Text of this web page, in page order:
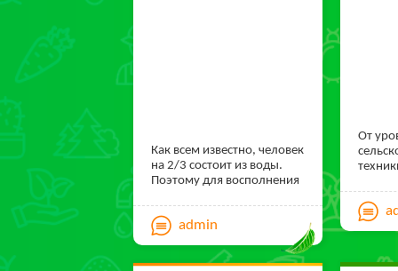
Как всем известно, человек
на 2/3 состоит из воды.
Поэтому для восполнения
вида заболеваний, нужно в
день пить около 2 литров
воды. Но есть одна
admin
От